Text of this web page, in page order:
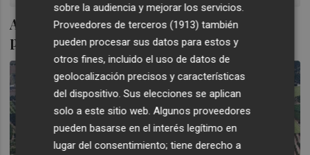
Aprendizajes creativos para la burocracia
post-covid. Episodio II
sobre la audiencia y mejorar los servicios.
Proveedores de terceros (1913) también
pueden procesar sus datos para estos y
otros fines, incluido el uso de datos de
geolocalización precisos y características
del dispositivo. Sus elecciones se aplican
solo a este sitio web. Algunos proveedores
pueden basarse en el interés legítimo en
lugar del consentimiento; tiene derecho a